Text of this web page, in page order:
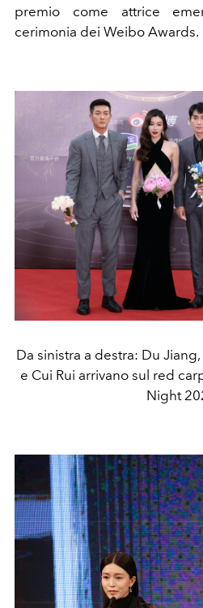
premio come attrice
cerimonia dei Weibo Awards.
Da sinistra a destra: Du
e Cui Rui arrivano sul red
Night